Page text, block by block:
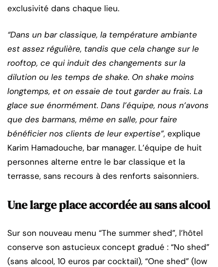
exclusivité dans chaque lieu.
“Dans un bar classique, la température ambiante
est assez régulière, tandis que cela change sur le
rooftop, ce qui induit des changements sur la
dilution ou les temps de shake. On shake moins
longtemps, et on essaie de tout garder au frais. La
glace sue énormément. Dans l’équipe, nous n’avons
que des barmans, même en salle, pour faire
bénéficier nos clients de leur expertise”, explique
Karim Hamadouche, bar manager. L’équipe de huit
personnes alterne entre le bar classique et la
terrasse, sans recours à des renforts saisonniers.
Une large place accordée au sans alcool
Sur son nouveau menu “The summer shed”, l’hôtel
conserve son astucieux concept gradué : “No shed”
(sans alcool, 10 euros par cocktail), “One shed” (low